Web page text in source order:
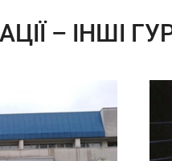
– ІНШІ